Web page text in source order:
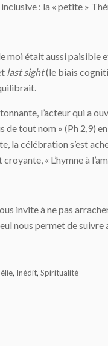
: la « petite »
moi était aussi paisible
last sight(le biais
l’acteur qui a
de tout nom » (Ph 2,9)
la célébration s’est
« L’hymne à
invite à ne pas
nous permet de
, Inédit, Spiritualité